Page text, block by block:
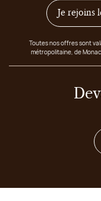
Je rejoins
Toutes nos offres sont
métropolitaine, de